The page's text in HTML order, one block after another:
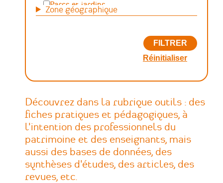
Découvrez dans la rubrique outils : des
fiches pratiques et pédagogiques, à
l'intention des professionnels du
patrimoine et des enseignants, mais
aussi des bases de données, des
synthèses d'études, des articles, des
revues, etc.
Parcs et jardins
Maritime, fluvial et lacustre
Zone géographique